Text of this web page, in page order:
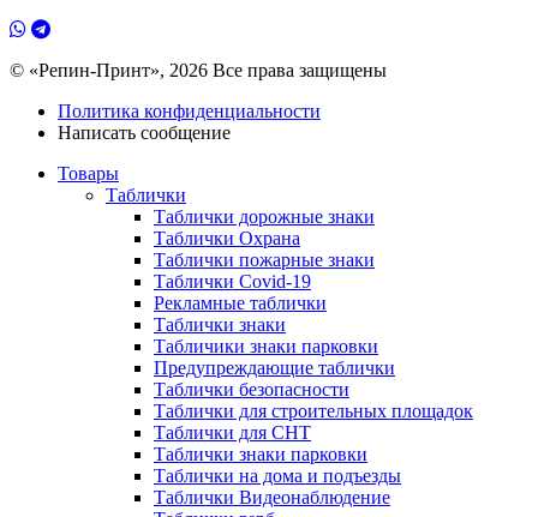
© «Репин-Принт», 2026 Все права защищены
Политика конфиденциальности
Написать сообщение
Товары
Таблички
Таблички дорожные знаки
Таблички Охрана
Таблички пожарные знаки
Таблички Covid-19
Рекламные таблички
Таблички знаки
Табличики знаки парковки
Предупреждающие таблички
Таблички безопасности
Таблички для строительных площадок
Таблички для СНТ
Таблички знаки парковки
Таблички на дома и подъезды
Таблички Видеонаблюдение